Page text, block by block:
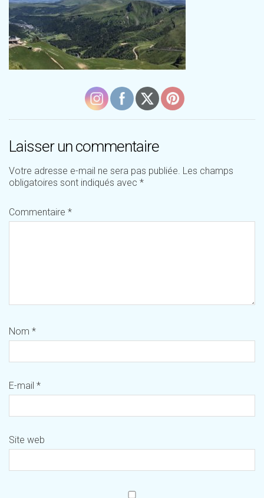
Laisser un commentaire
Votre adresse e-mail ne sera pas publiée. Les champs
obligatoires sont indiqués avec *
Commentaire *
Nom *
E-mail *
Site web